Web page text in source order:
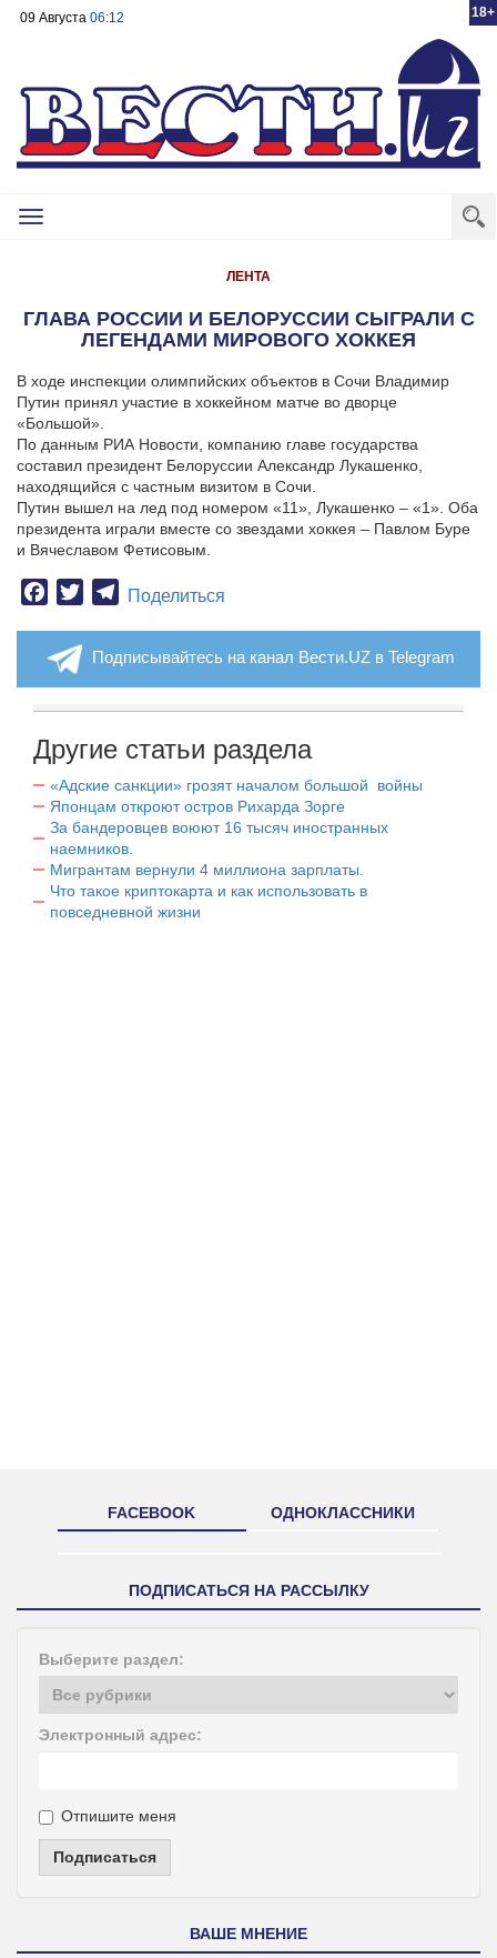
18+
09 Августа 06:12
Toggle
ЛЕНТА
ГЛАВА РОССИИ И БЕЛОРУССИИ СЫГРАЛИ С
ЛЕГЕНДАМИ МИРОВОГО ХОККЕЯ
В ходе инспекции олимпийских объектов в Сочи Владимир
Путин принял участие в хоккейном матче во дворце
«Большой».
По данным РИА Новости, компанию главе государства
составил президент Белоруссии Александр Лукашенко,
находящийся с частным визитом в Сочи.
Путин вышел на лед под номером «11», Лукашенко – «1». Оба
президента играли вместе со звездами хоккея – Павлом Буре
и Вячеславом Фетисовым.
Facebook
TwitterTelegram
Поделиться
Подписывайтесь на канал Вести.UZ в Telegram
Другие статьи раздела
«Адские санкции» грозят началом большой войны
Японцам откроют остров Рихарда Зорге
За бандеровцев воюют 16 тысяч иностранных
наемников.
Мигрантам вернули 4 миллиона зарплаты.
Что такое криптокарта и как использовать в
повседневной жизни
FACEBOOK ОДНОКЛАССНИКИ
ПОДПИСАТЬСЯ НА РАССЫЛКУ
Выберите раздел:
Электронный адрес:
Отпишите меня
Подписаться
ВАШЕ МНЕНИЕ